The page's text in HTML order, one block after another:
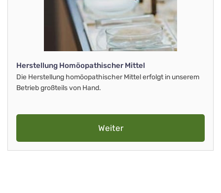
Herstellung Homöopathischer Mittel
Die Herstellung homöopathischer Mittel erfolgt in unserem
Betrieb großteils von Hand.
Weiter